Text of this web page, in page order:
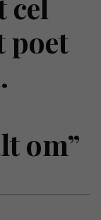
cel
poet
om”